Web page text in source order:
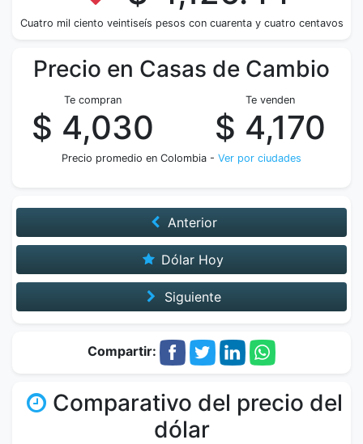
Cuatro mil ciento veintiseís pesos con cuarenta y cuatro centavos
Precio en Casas de Cambio
Te compran
$ 4,030
Te venden
$ 4,170
Precio promedio en Colombia - Ver por ciudades
Anterior
Dólar Hoy
Siguiente
Compartir:
Comparativo del precio del
dólar